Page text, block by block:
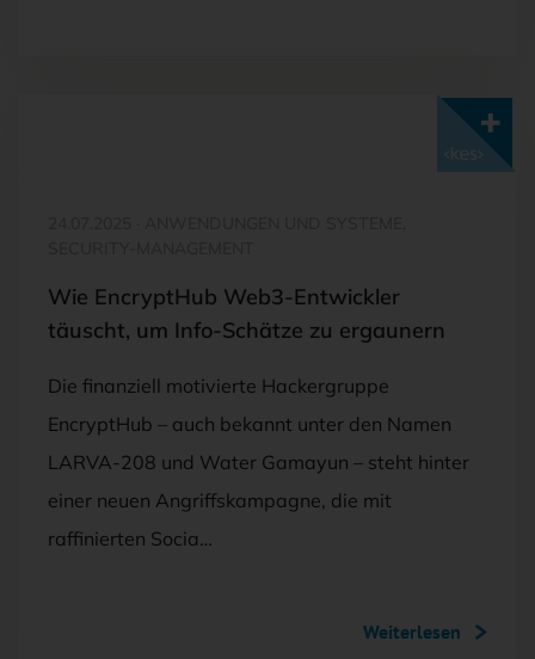
Wie EncryptHub Web3-Entwickler
täuscht, um Info-Schätze zu ergaunern
Die finanziell motivierte Hackergruppe
EncryptHub – auch bekannt unter den Namen
LARVA-208 und Water Gamayun – steht hinter
einer neuen Angriffskampagne, die mit
raffinierten Socia…
Weiterlesen